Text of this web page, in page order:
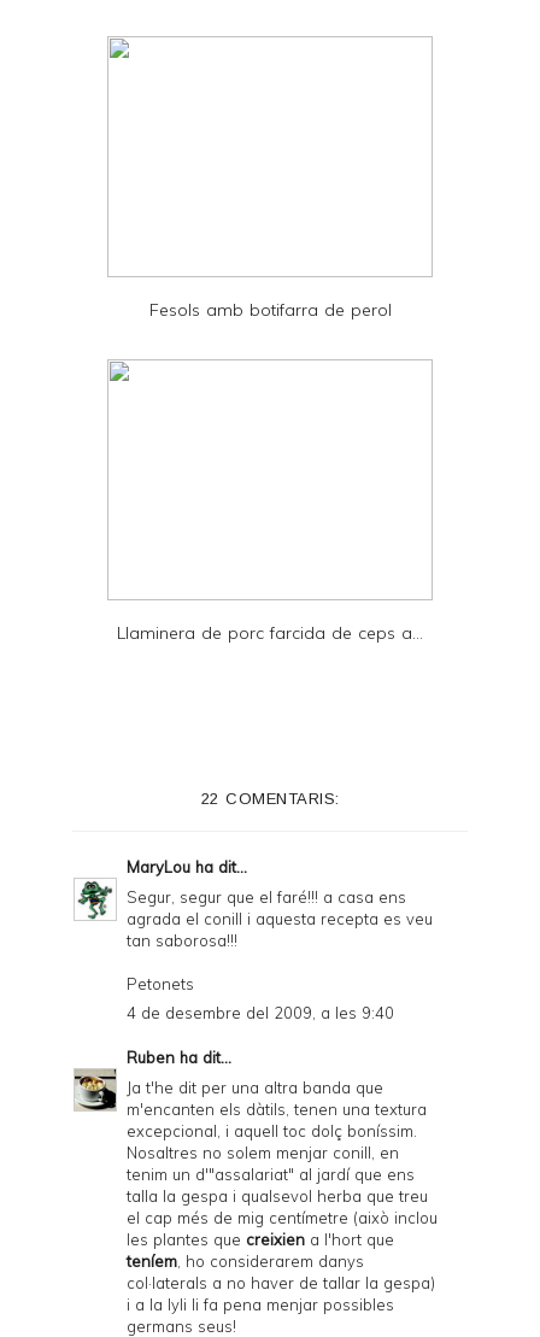
d
Fesols amb botifarra de perol
Llaminera de porc farcida de ceps a...
22 COMENTARIS:
MaryLou ha dit...
Segur, segur que el faré!!! a casa ens
agrada el conill i aquesta recepta es veu
tan saborosa!!!
Petonets
4 de desembre del 2009, a les 9:40
Ruben ha dit...
Ja t'he dit per una altra banda que
m'encanten els dàtils, tenen una textura
excepcional, i aquell toc dolç boníssim.
Nosaltres no solem menjar conill, en
tenim un d'"assalariat" al jardí que ens
talla la gespa i qualsevol herba que treu
el cap més de mig centímetre (això inclou
les plantes que creixien a l'hort que
teníem , ho considerarem danys
col·laterals a no haver de tallar la gespa)
i a la lyli li fa pena menjar possibles
germans seus!